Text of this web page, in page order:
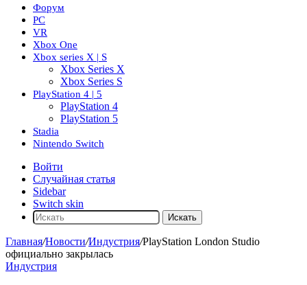
Форум
PC
VR
Xbox One
Xbox series X | S
Xbox Series X
Xbox Series S
PlayStation 4 | 5
PlayStation 4
PlayStation 5
Stadia
Nintendo Switch
Войти
Случайная статья
Sidebar
Switch skin
Искать
Главная/Новости/Индустрия/PlayStation London Studio
официально закрылась
Индустрия